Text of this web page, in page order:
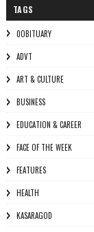
TAGS
0OBITUARY
ADVT
ART & CULTURE
BUSINESS
EDUCATION & CAREER
FACE OF THE WEEK
FEATURES
HEALTH
KASARAGOD